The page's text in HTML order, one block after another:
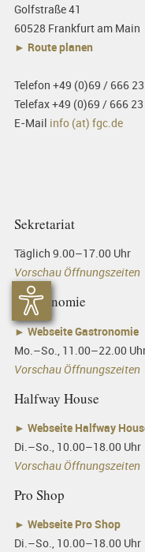
Golfstraße 41
60528 Frankfurt am Main
► Route planen
Telefon +49 (0)69 / 666
Telefax +49 (0)69 / 666
E-Mail info (at) fgc.de
Sekretariat
Täglich 9.00–17.00 Uhr
Vorschau Öffnungszeiten
Gastronomie
►Webseite Gastronomie
Mo.–So., 11.00–22.00
Vorschau Öffnungszeiten
Halfway House
► Webseite Halfway
Di.–So., 10.00–18.00 Uhr
Vorschau Öffnungszeiten
Pro Shop
► Webseite Pro Shop
Di.–So., 10.00–18.00 Uhr